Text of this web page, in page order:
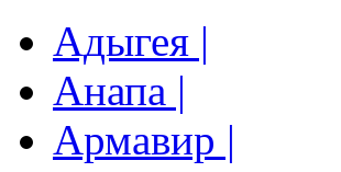
Адыгея |
Анапа |
Армавир |